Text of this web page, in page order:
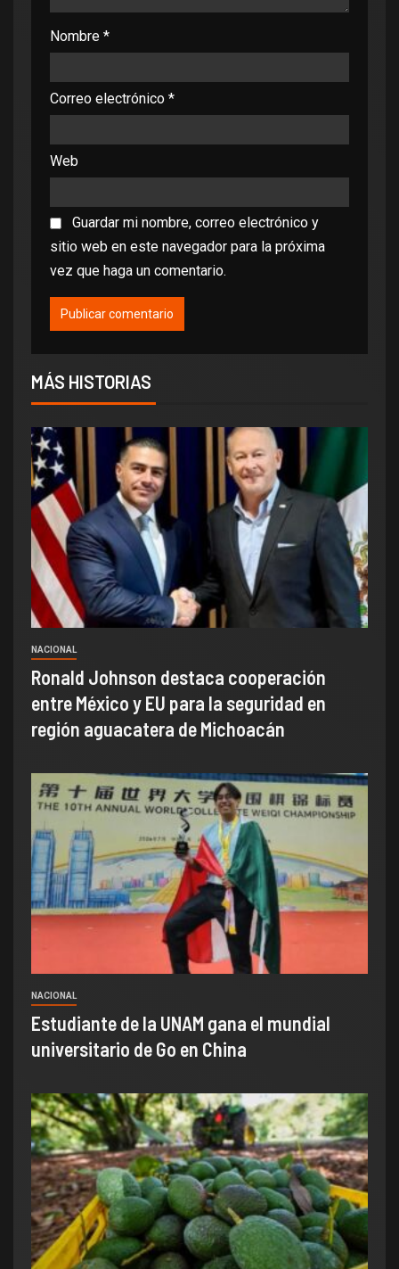
Nombre *
Correo electrónico *
Web
Guardar mi nombre, correo electrónico y
sitio web en este navegador para la próxima
vez que haga un comentario.
MÁS HISTORIAS
NACIONAL
Ronald Johnson destaca cooperación
entre México y EU para la seguridad en
región aguacatera de Michoacán
NACIONAL
Estudiante de la UNAM gana el mundial
universitario de Go en China